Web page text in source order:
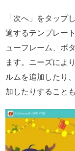
「次へ」をタップ
適するテンプレー
ューフレーム、ボ
ます。ニーズによ
ルムを追加したり
加したりすること